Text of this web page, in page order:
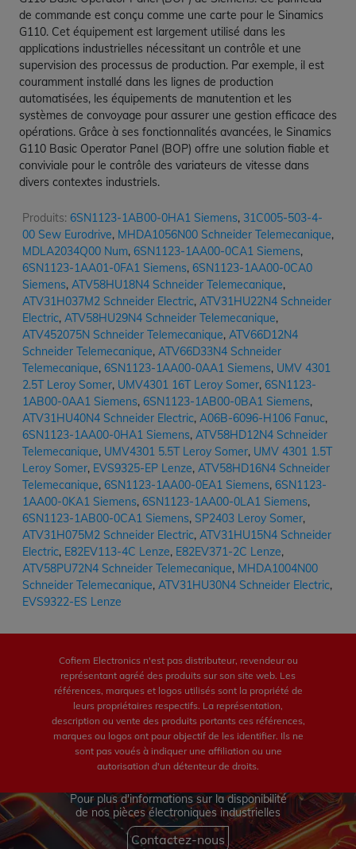
de commande est conçu comme une carte pour le Sinamics
G110. Cet équipement est largement utilisé dans les
applications industrielles nécessitant un contrôle et une
supervision des processus de production. Par exemple, il est
couramment installé dans les lignes de production
automatisées, les équipements de manutention et les
systèmes de convoyage pour assurer une gestion efficace des
opérations. Grâce à ses fonctionnalités avancées, le Sinamics
G110 Basic Operator Panel (BOP) offre une solution fiable et
conviviale pour le contrôle des variateurs de vitesse dans
divers contextes industriels.
Produits: 6SN1123-1AB00-0HA1 Siemens, 31C005-503-4-
00 Sew Eurodrive, MHDA1056N00 Schneider Telemecanique,
MDLA2034Q00 Num, 6SN1123-1AA00-0CA1 Siemens,
6SN1123-1AA01-0FA1 Siemens, 6SN1123-1AA00-0CA0
Siemens, ATV58HU18N4 Schneider Telemecanique,
ATV31H037M2 Schneider Electric, ATV31HU22N4 Schneider
Electric, ATV58HU29N4 Schneider Telemecanique,
ATV452075N Schneider Telemecanique, ATV66D12N4
Schneider Telemecanique, ATV66D33N4 Schneider
Telemecanique, 6SN1123-1AA00-0AA1 Siemens, UMV 4301
2.5T Leroy Somer, UMV4301 16T Leroy Somer, 6SN1123-
1AB00-0AA1 Siemens, 6SN1123-1AB00-0BA1 Siemens,
ATV31HU40N4 Schneider Electric, A06B-6096-H106 Fanuc,
6SN1123-1AA00-0HA1 Siemens, ATV58HD12N4 Schneider
Telemecanique, UMV4301 5.5T Leroy Somer, UMV 4301 1.5T
Leroy Somer, EVS9325-EP Lenze, ATV58HD16N4 Schneider
Telemecanique, 6SN1123-1AA00-0EA1 Siemens, 6SN1123-
1AA00-0KA1 Siemens, 6SN1123-1AA00-0LA1 Siemens,
6SN1123-1AB00-0CA1 Siemens, SP2403 Leroy Somer,
ATV31H075M2 Schneider Electric, ATV31HU15N4 Schneider
Electric, E82EV113-4C Lenze, E82EV371-2C Lenze,
ATV58PU72N4 Schneider Telemecanique, MHDA1004N00
Schneider Telemecanique, ATV31HU30N4 Schneider Electric,
EVS9322-ES Lenze
Cofiem Electronics n'est pas distributeur, revendeur ou
représentant agréé des produits sur son site web. Les
références, marques et logos utilisés sont la propriété de
leurs propriétaires respectifs. La représentation,
description ou vente des produits portants ces références,
marques ou logos ont pour objectif de les identifier. Ils ne
sont pas voués à indiquer une affiliation ou une
autorisation d'un détenteur de droits.
Pour plus d'informations sur la disponibilité
de nos pièces électroniques industrielles
Contactez-nous